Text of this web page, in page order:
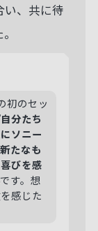
い、共に待
初のセッ
自分たち
ソニー
たなも
びを感
す。想
感じた